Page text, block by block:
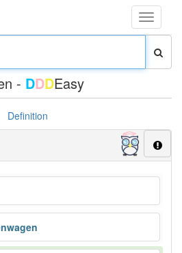
Toggle
- DDDEasy
Definition